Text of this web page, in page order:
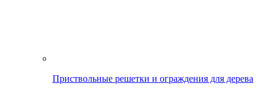
Приствольные решетки и ограждения для дерева